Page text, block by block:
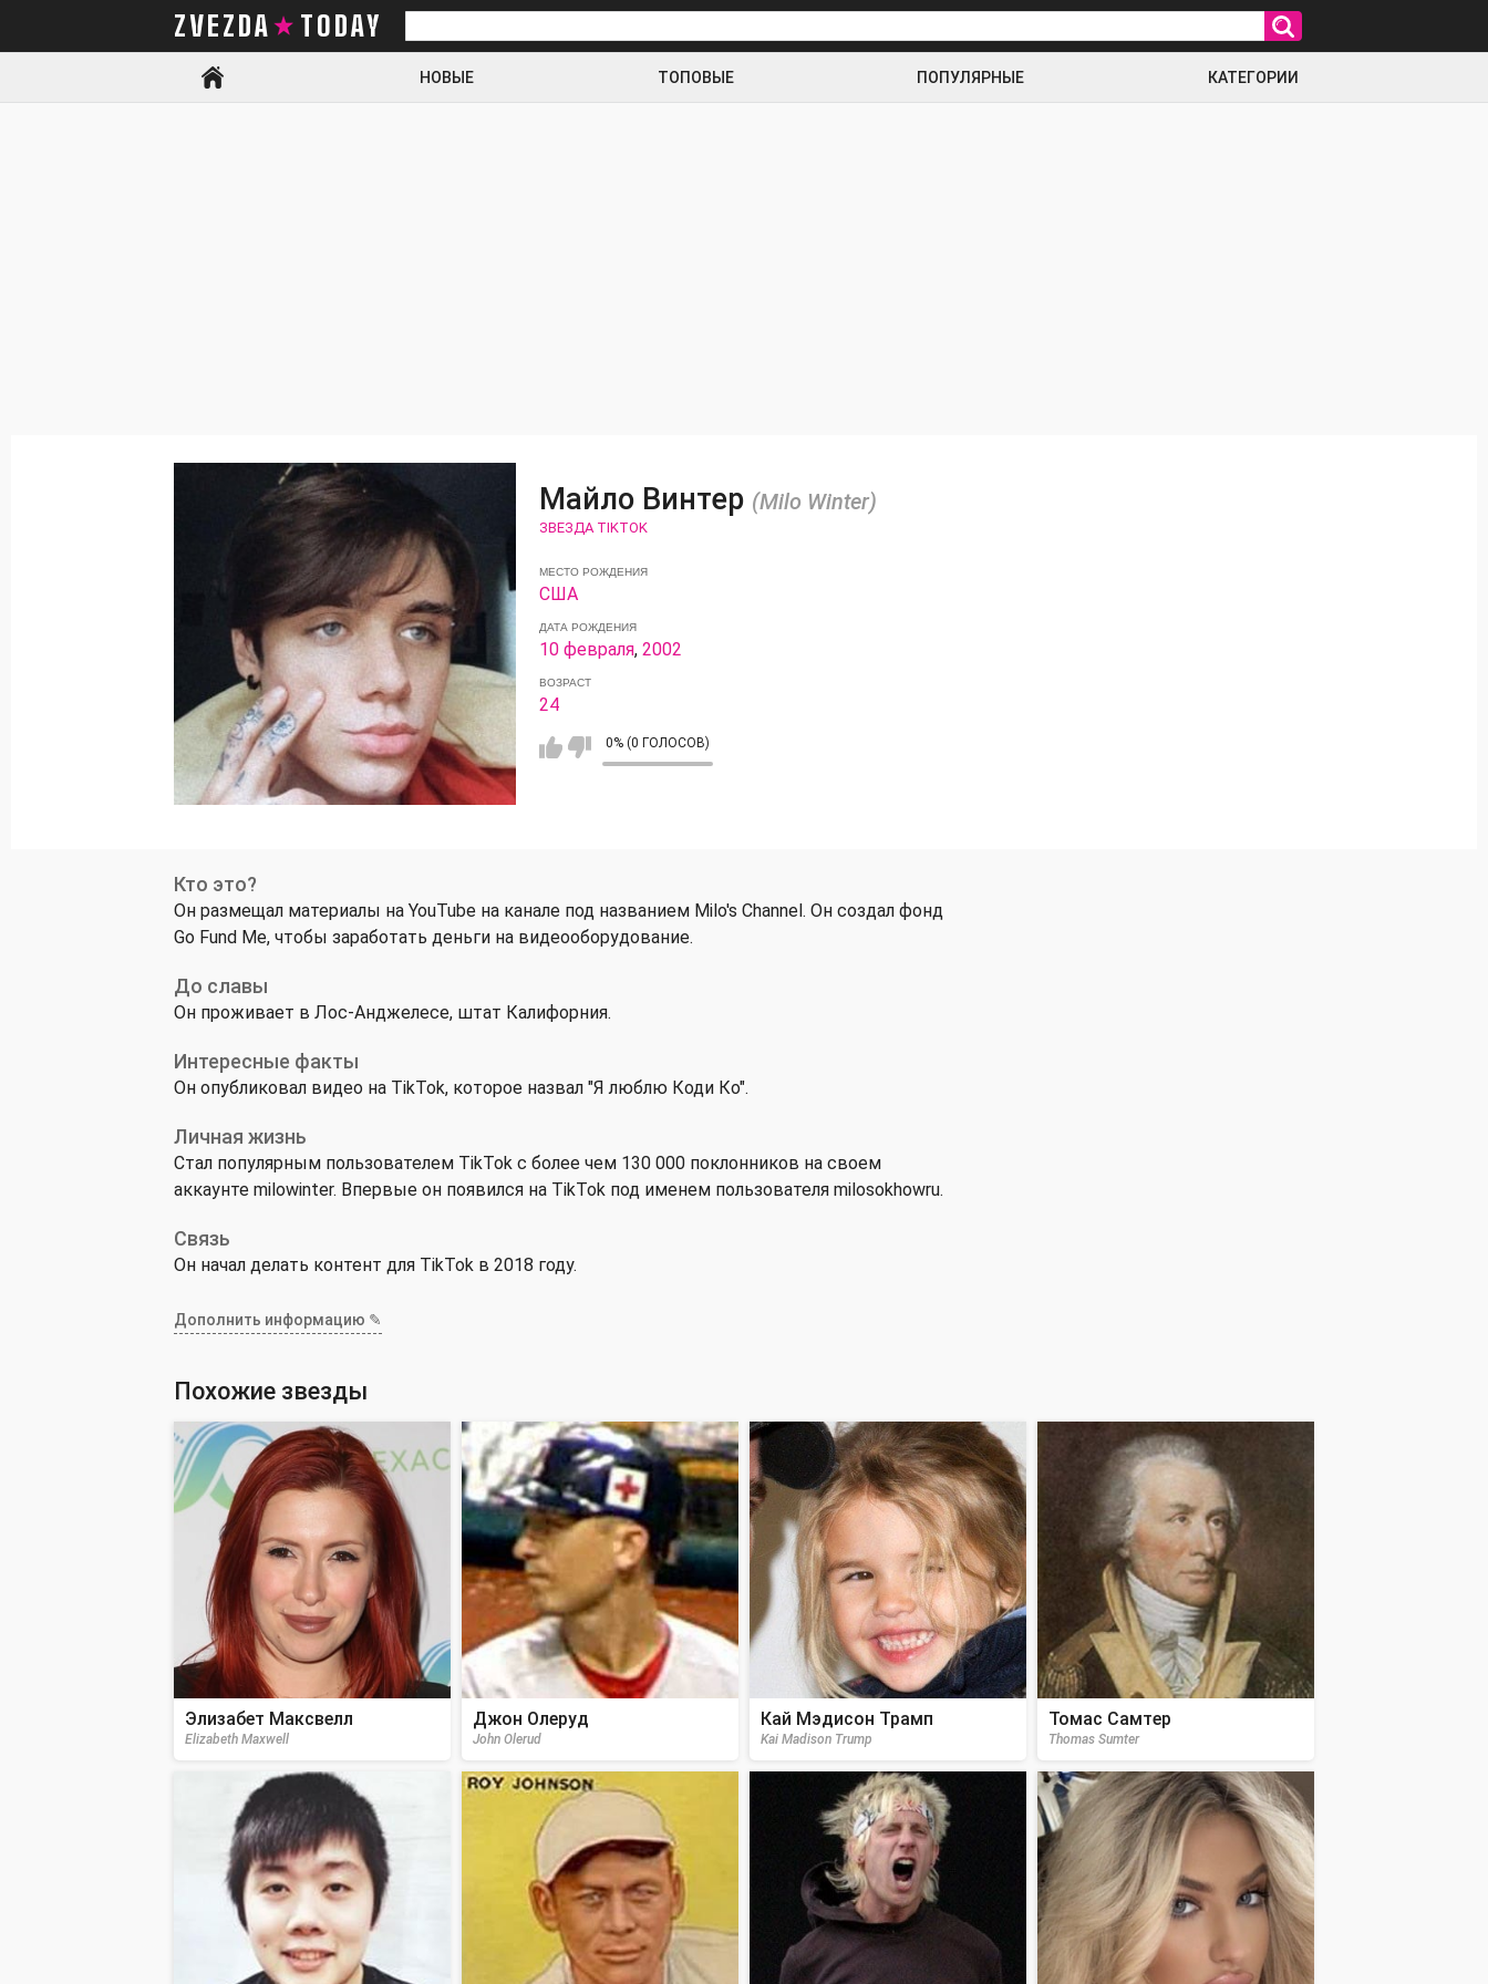
ZVEZDA TODAY
Искать
НОВЫЕ ТОПОВЫЕ ПОПУЛЯРНЫЕ КАТЕГОРИИ
Майло Винтер (Milo Winter)
ЗВЕЗДА TIKTOK
МЕСТО РОЖДЕНИЯ
США
ДАТА РОЖДЕНИЯ
10 февраля, 2002
ВОЗРАСТ
24
0% (0 ГОЛОСОВ)
Кто это?
Он размещал материалы на YouTube на канале под названием Milo's Channel. Он создал фонд
Go Fund Me, чтобы заработать деньги на видеооборудование.
До славы
Он проживает в Лос-Анджелесе, штат Калифорния.
Интересные факты
Он опубликовал видео на TikTok, которое назвал "Я люблю Коди Ко".
Личная жизнь
Стал популярным пользователем TikTok с более чем 130 000 поклонников на своем
аккаунте milowinter. Впервые он появился на TikTok под именем пользователя milosokhowru.
Связь
Он начал делать контент для TikTok в 2018 году.
Дополнить информацию ✎
Похожие звезды
Элизабет Максвелл
Elizabeth Maxwell
Джон Олеруд
John Olerud
Кай Мэдисон Трамп
Kai Madison Trump
Томас Самтер
Thomas Sumter